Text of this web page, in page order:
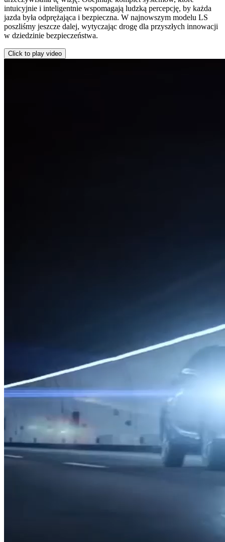
intuicyjnie i inteligentnie wspomagają ludzką percepcję, by każda
jazda była odprężająca i bezpieczna. W najnowszym modelu LS
poszliśmy jeszcze dalej, wytyczając drogę dla przyszłych innowacji
w dziedzinie bezpieczeństwa.
Click to play video